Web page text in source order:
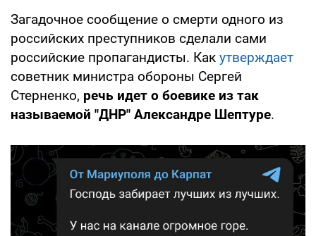
Загадочное сообщение о смерти одного из
российских преступников сделали сами
российские пропагандисты. Как утверждает
советник министра обороны Сергей
Стерненко, речь идет о боевике из так
называемой "ДНР" Александре Шептуре.